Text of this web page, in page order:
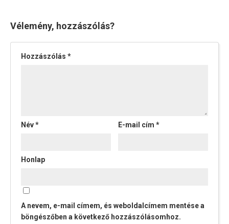
Vélemény, hozzászólás?
Hozzászólás *
Név* E-mail cím*
Honlap
A nevem, e-mail címem, és weboldalcímem mentése a
böngészőben a következő hozzászólásomhoz.